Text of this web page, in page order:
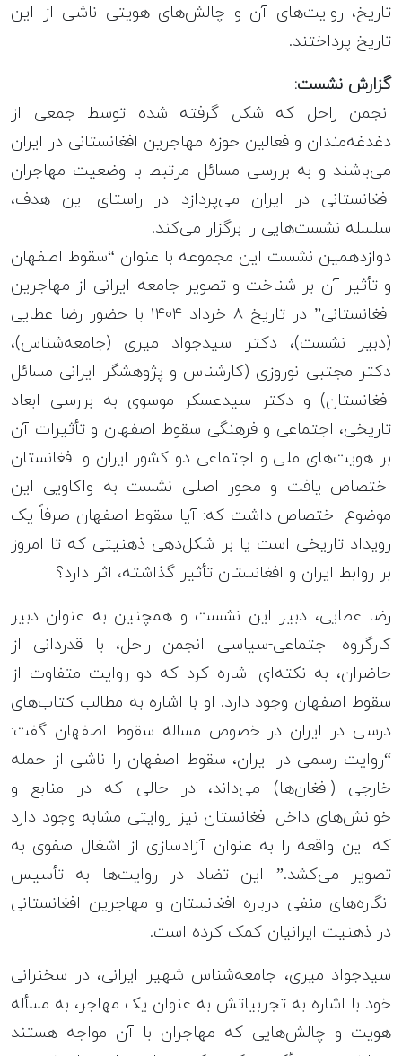
تاریخ، روایت‌های آن و چالش‌های هویتی ناشی از این
تاریخ پرداختند.
گزارش نشست:
انجمن راحل که شکل گرفته شده توسط جمعی از
دغدغه‌مندان و فعالین حوزه مهاجرین افغانستانی در ایران
می‌باشند و به بررسی مسائل مرتبط با وضعیت مهاجران
افغانستانی در ایران می‌پردازد در راستای این هدف،
سلسله نشست‌هایی را برگزار می‌کند.
دوازدهمین نشست این مجموعه با عنوان “سقوط اصفهان
و تأثیر آن بر شناخت و تصویر جامعه ایرانی از مهاجرین
افغانستانی” در تاریخ ۸ خرداد ۱۴۰۴ با حضور رضا عطایی
(دبیر نشست)، دکتر سیدجواد میری (جامعه‌شناس)،
دکتر مجتبی نوروزی (کارشناس و پژوهشگر ایرانی مسائل
افغانستان) و دکتر سیدعسکر موسوی به بررسی ابعاد
تاریخی، اجتماعی و فرهنگی سقوط اصفهان و تأثیرات آن
بر هویت‌های ملی و اجتماعی دو کشور ایران و افغانستان
اختصاص یافت و محور اصلی نشست به واکاویی این
موضوع اختصاص داشت که: آیا سقوط اصفهان صرفاً یک
رویداد تاریخی است یا بر شکل‌دهی ذهنیتی که تا امروز
بر روابط ایران و افغانستان تأثیر گذاشته، اثر دارد؟
رضا عطایی، دبیر این نشست و همچنین به عنوان دبیر
کارگروه اجتماعی-سیاسی انجمن راحل، با قدردانی از
حاضران، به نکته‌ای اشاره کرد که دو روایت متفاوت از
سقوط اصفهان وجود دارد. او با اشاره به مطالب کتاب‌های
درسی در ایران در خصوص مساله سقوط اصفهان گفت:
“روایت رسمی در ایران، سقوط اصفهان را ناشی از حمله
خارجی (افغان‌ها) می‌داند، در حالی که در منابع و
خوانش‌های داخل افغانستان نیز روایتی مشابه وجود دارد
که این واقعه را به عنوان آزادسازی از اشغال صفوی به
تصویر می‌کشد.” این تضاد در روایت‌ها به تأسیس
انگاره‌های منفی درباره افغانستان و مهاجرین افغانستانی
در ذهنیت ایرانیان کمک کرده است.
سیدجواد میری، جامعه‌شناس شهیر ایرانی، در سخنرانی
خود با اشاره به تجربیاتش به عنوان یک مهاجر، به مسأله
هویت و چالش‌هایی که مهاجران با آن مواجه هستند